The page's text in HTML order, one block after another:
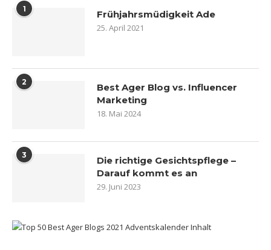
1 Frühjahrsmüdigkeit Ade
25. April 2021
2
Best Ager Blog vs. Influencer
Marketing
18. Mai 2024
3
Die richtige Gesichtspflege –
Darauf kommt es an
29. Juni 2023